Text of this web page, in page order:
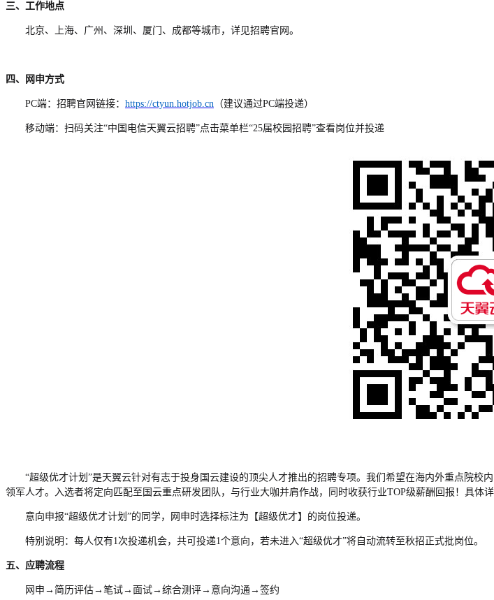
三、工作地点
北京、上海、广州、深圳、厦门、成都等城市，详见招聘官网。
四、 网申方式
PC端： 招聘官网 链接： https://ctyun.hotjob.cn （建议通过PC端投递）
移动端：扫码关注“中国电信天翼云招聘”点击菜单栏“25届校园招聘”查看岗位并投递
“超级优才计划 ”是天翼云针对有志于投身国云建设的顶尖人才推出的招聘专项。我们希望在海内外重点院
领军人才。入选者将定向匹配至国云重点研发团队，与行业大咖并肩作战，同时收获行业TOP级薪酬回报！具体详
意向申报“超级优才计划 ”的同学，网申时选择标注为【超级优才】的岗位投递。
特别说明：每人仅有1次投递机会，共可投递1个意向，若未进入“超级优才”将自动流转至秋招正式批岗位。
五、应聘流程
网申 →简历评估→笔试→面试→综合测评→意向沟通→签约